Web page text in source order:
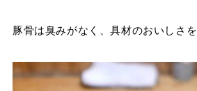
豚骨は臭みがなく、具材のおいしさを